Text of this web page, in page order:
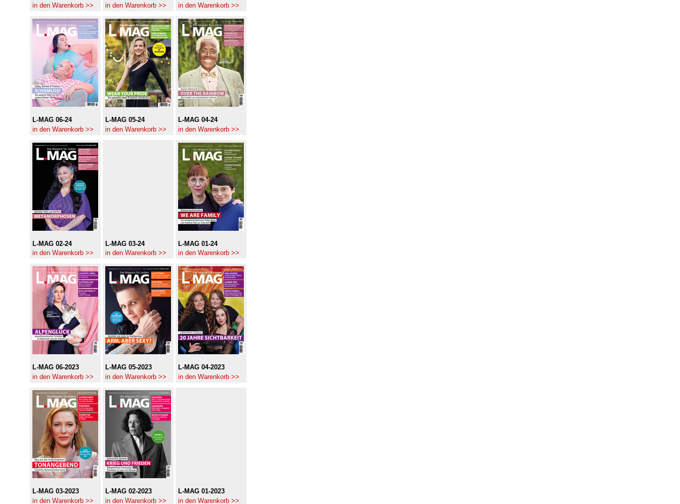
in den Warenkorb >>
in den Warenkorb >>
in den Warenkorb >>
L-MAG 06-24
in den Warenkorb >>
L-MAG 05-24
in den Warenkorb >>
L-MAG 04-24
in den Warenkorb >>
L-MAG 02-24
in den Warenkorb >>
L-MAG 03-24
in den Warenkorb >>
L-MAG 01-24
in den Warenkorb >>
L-MAG 06-2023
in den Warenkorb >>
L-MAG 05-2023
in den Warenkorb >>
L-MAG 04-2023
in den Warenkorb >>
L-MAG 03-2023
in den Warenkorb >>
L-MAG 02-2023
in den Warenkorb >>
L-MAG 01-2023
in den Warenkorb >>